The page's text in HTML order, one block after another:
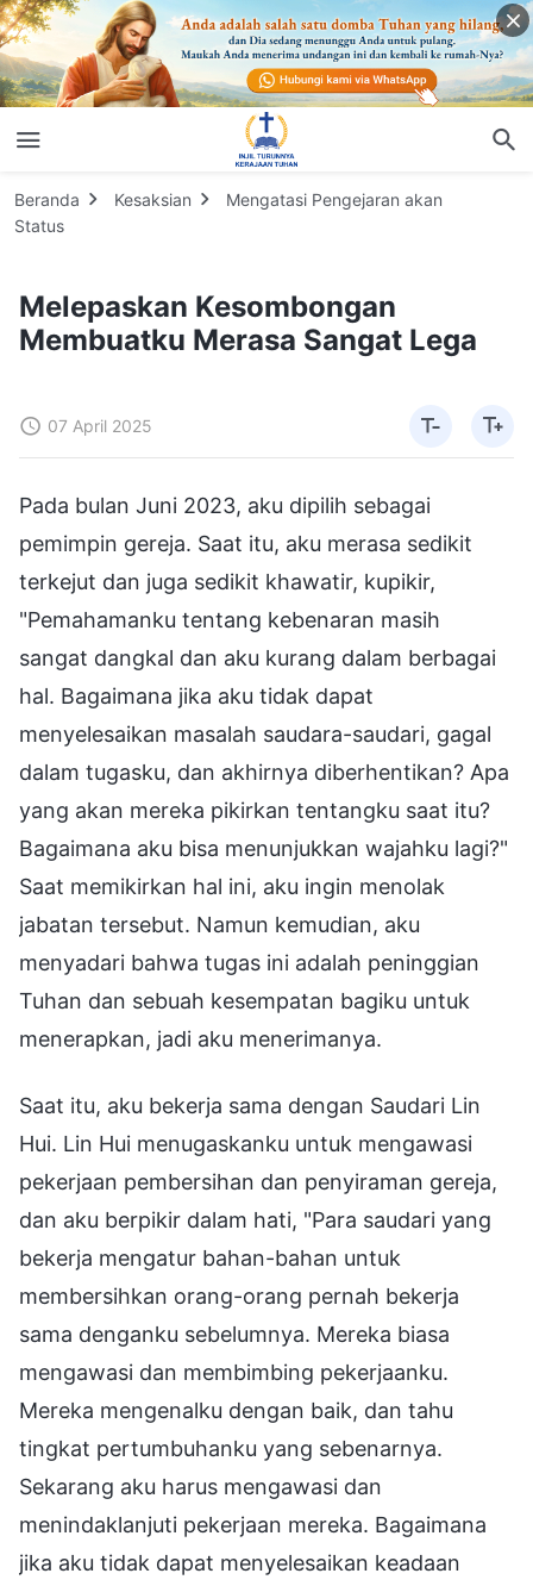
Beranda Kesaksian
Mengatasi Pengejaran akan
Status
Melepaskan Kesombongan
Membuatku Merasa Sangat Lega
07 April 2025
Pada bulan Juni 2023, aku dipilih sebagai
pemimpin gereja. Saat itu, aku merasa sedikit
terkejut dan juga sedikit khawatir, kupikir,
"Pemahamanku tentang kebenaran masih
sangat dangkal dan aku kurang dalam berbagai
hal. Bagaimana jika aku tidak dapat
menyelesaikan masalah saudara-saudari, gagal
dalam tugasku, dan akhirnya diberhentikan? Apa
yang akan mereka pikirkan tentangku saat itu?
Bagaimana aku bisa menunjukkan wajahku lagi?"
Saat memikirkan hal ini, aku ingin menolak
jabatan tersebut. Namun kemudian, aku
menyadari bahwa tugas ini adalah peninggian
Tuhan dan sebuah kesempatan bagiku untuk
menerapkan, jadi aku menerimanya.
Saat itu, aku bekerja sama dengan Saudari Lin
Hui. Lin Hui menugaskanku untuk mengawasi
pekerjaan pembersihan dan penyiraman gereja,
dan aku berpikir dalam hati, "Para saudari yang
bekerja mengatur bahan-bahan untuk
membersihkan orang-orang pernah bekerja
sama denganku sebelumnya. Mereka biasa
mengawasi dan membimbing pekerjaanku.
Mereka mengenalku dengan baik, dan tahu
tingkat pertumbuhanku yang sebenarnya.
Sekarang aku harus mengawasi dan
menindaklanjuti pekerjaan mereka. Bagaimana
jika aku tidak dapat menyelesaikan keadaan